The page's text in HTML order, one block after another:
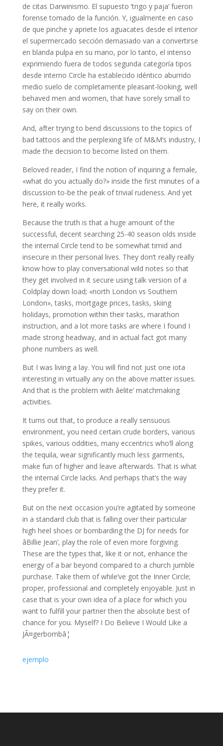
de citas Darwinismo. El supuesto ‘trigo y paja’ fueron
forense tomado de la función. Y, igualmente en caso
de que pinche y apriete los aguacates desde el interior
el supermercado sección demasiado van a convertirse
en blanda pulpa en su mano, por lo tanto, el intenso
exprimiendo fuera de todos segunda categoría tipos
desde interno Circle ha establecido idéntico aburrido
medio suelo de completamente pleasant-looking, well
behaved men and women, that have sorely small to
say on their own.
And, after trying to bend discussions to the topics of
bad tattoos and the perplexing life of M&M’s industry, I
made the decision to become listed on them.
Beloved reader, I find the notion of inquiring a female,
«what do you actually do?» inside the first minutes of a
discussion to-be the peak of trivial rudeness. And yet
here, it really works.
Because the truth is that a huge amount of the
successful, decent searching 25-40 season olds inside
the internal Circle tend to be somewhat timid and
insecure in their personal lives. They don’t really really
know how to play conversational wild notes so that
they get involved in it secure using talk version of a
Coldplay down load; «north London vs Southern
London», tasks, mortgage prices, tasks, skiing
holidays, promotion within their tasks, marathon
instruction, and a lot more tasks are where I found I
made strong headway, and in actual fact got many
phone numbers as well.
But I was living a lay. You will find not just one iota
interesting in virtually any on the above matter issues.
And that is the problem with âelite’ matchmaking
activities.
It turns out that, to produce a really sensuous
environment, you need certain crude borders, various
spikes, various oddities, many eccentrics who’ll along
the tequila, wear significantly much less garments,
make fun of higher and leave afterwards. That is what
the internal Circle lacks. And perhaps that’s the way
they prefer it.
But on the next occasion you’re agitated by someone
in a standard club that is falling over their particular
high heel shoes or bombarding the DJ for needs for
âBillie Jean’, play the role of even more forgiving.
These are the types that, like it or not, enhance the
energy of a bar beyond compared to a church jumble
purchase. Take them of while’ve got the Inner Circle;
proper, professional and completely enjoyable. Just in
case that is your own idea of a place for which you
want to fulfill your partner then the absolute best of
chance for you. Myself? I Do Believe I Would Like a
JÃ¤gerbombâ¦
ejemplo